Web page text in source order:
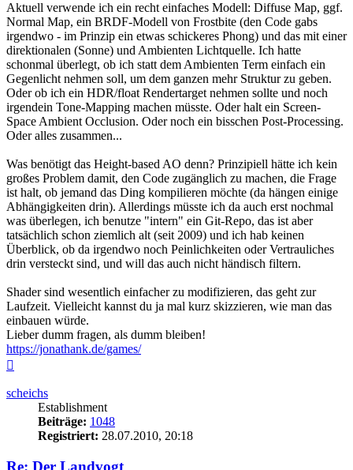
Aktuell verwende ich ein recht einfaches Modell: Diffuse Map, ggf.
Normal Map, ein BRDF-Modell von Frostbite (den Code gabs
irgendwo - im Prinzip ein etwas schickeres Phong) und das mit einer
direktionalen (Sonne) und Ambienten Lichtquelle. Ich hatte
schonmal überlegt, ob ich statt dem Ambienten Term einfach ein
Gegenlicht nehmen soll, um dem ganzen mehr Struktur zu geben.
Oder ob ich ein HDR/float Rendertarget nehmen sollte und noch
irgendein Tone-Mapping machen müsste. Oder halt ein Screen-
Space Ambient Occlusion. Oder noch ein bisschen Post-Processing.
Oder alles zusammen...
Was benötigt das Height-based AO denn? Prinzipiell hätte ich kein
großes Problem damit, den Code zugänglich zu machen, die Frage
ist halt, ob jemand das Ding kompilieren möchte (da hängen einige
Abhängigkeiten drin). Allerdings müsste ich da auch erst nochmal
was überlegen, ich benutze "intern" ein Git-Repo, das ist aber
tatsächlich schon ziemlich alt (seit 2009) und ich hab keinen
Überblick, ob da irgendwo noch Peinlichkeiten oder Vertrauliches
drin versteckt sind, und will das auch nicht händisch filtern.
Shader sind wesentlich einfacher zu modifizieren, das geht zur
Laufzeit. Vielleicht kannst du ja mal kurz skizzieren, wie man das
einbauen würde.
Lieber dumm fragen, als dumm bleiben!
https://jonathank.de/games/
scheichs
Establishment
Beiträge: 1048
Registriert: 28.07.2010, 20:18
Re: Der Landvogt